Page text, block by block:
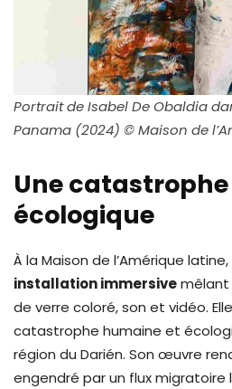
Portrait de Isabel De Obaldia
Panama (2024) © Maison de
Une
écologique
À la Maison de l’Amérique
installation immersivemêlant
de verre coloré, son et vidéo.
catastrophe humaine et
région du Darién. Son œuvre
engendré par un flux